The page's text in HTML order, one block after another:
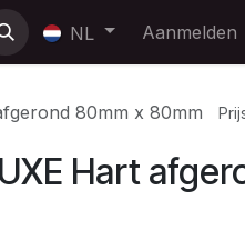
NL Aanmelden
80mm x 80mm
Hart